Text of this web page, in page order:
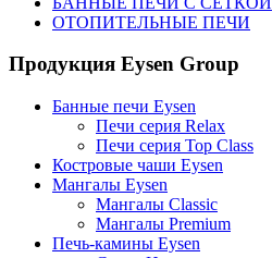
ОТОПИТЕЛЬНЫЕ ПЕЧИ
Продукция Eysen Group
Банные печи Eysen
Печи серия Relax
Печи серия Top Class
Костровые чаши Eysen
Мангалы Eysen
Мангалы Classic
Мангалы Premium
Печь-камины Eysen